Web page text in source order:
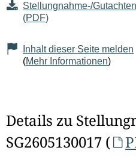
Stellungnahme-/
(PDF)
Inhalt dieser Seite melden
(Mehr Informationen)
Details zu
SG2605130017 (